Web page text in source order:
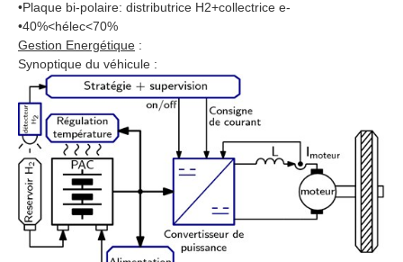
•Plaque bi-polaire: distributrice H2+collectrice e-
•40%<hélec<70%
Gestion Energétique :
Synoptique du véhicule :